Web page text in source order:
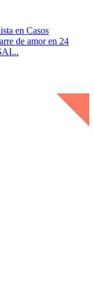
en Casos
de amor en 24